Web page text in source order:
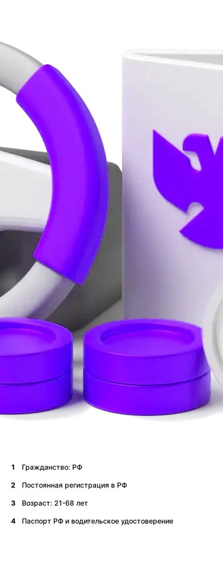
1 Гражданство: РФ
2 Постоянная регистрация в РФ
3 Возраст: 21-68 лет
4 Паспорт РФ и водительское удостоверение